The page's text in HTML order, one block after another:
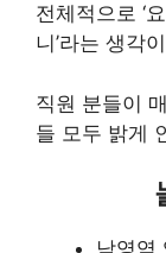
전체적으로 ‘
니’라는 생각
직원 분들이
들 모두 밝게
남영역